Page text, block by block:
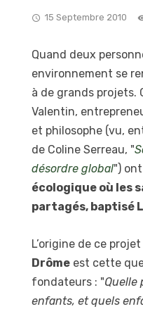
15 Septembre 2010
Quand deux
environnement se
à de grands projets.
Valentin,
et philosophe (vu,
de Coline Serreau, "
désordre global")
écologique où les
partagés, baptisé
L’origine de ce projet
Drôme est cette
fondateurs : "Quelle
enfants, et quels